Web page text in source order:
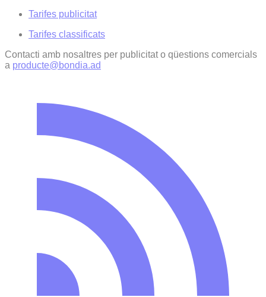
Tarifes publicitat
Tarifes classificats
Contacti amb nosaltres per publicitat o qüestions comercials
a producte@bondia.ad